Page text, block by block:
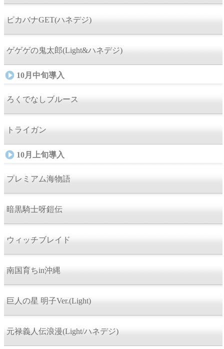
ピカバナGET(ハネデジ)
ゲゲゲの鬼太郎(Light&ハネデジ)
10月中旬導入
ろくでなしブルース
トライガン
10月上旬導入
プレミアム海物語
暗黒騎士呀鎧伝
ウィッチブレイド
南国育ちin沖縄
巨人の星 明子Ver.(Light)
元禄義人伝浪漫(Light/ハネデジ)